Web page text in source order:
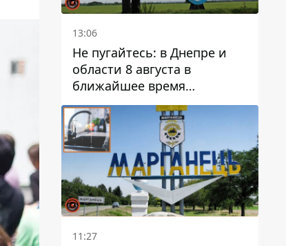
13:06
Не пугайтесь: в Днепре и
области 8 августа в
ближайшее время
ожидается гроза
11:27